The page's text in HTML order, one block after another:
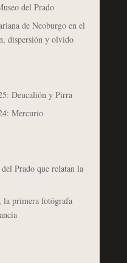
del Prado
de Neoburgo en el
dispersión y olvido
Deucalión y Pirra
Mercurio
Prado que relatan la
primera fotógrafa